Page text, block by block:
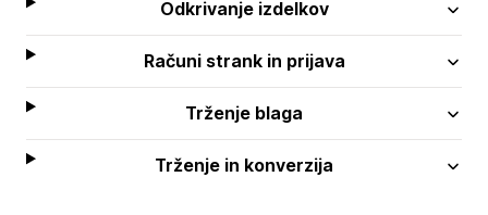
Odkrivanje izdelkov
Računi strank in prijava
Trženje blaga
Trženje in konverzija